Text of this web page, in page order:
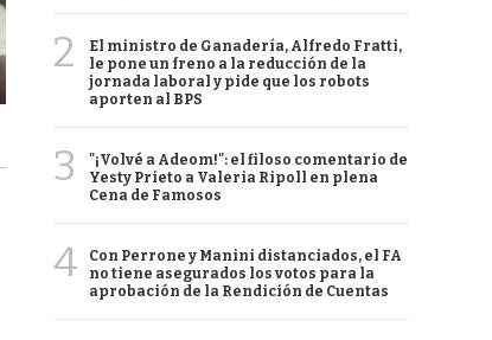
2
El ministro de Ganadería, Alfredo Fratti,
le pone un freno a la reducción de la
jornada laboral y pide que los robots
aporten al BPS
3
"¡Volvé a Adeom!": el filoso comentario de
Yesty Prieto a Valeria Ripoll en plena
Cena de Famosos
4
Con Perrone y Manini distanciados, el FA
no tiene asegurados los votos para la
aprobación de la Rendición de Cuentas